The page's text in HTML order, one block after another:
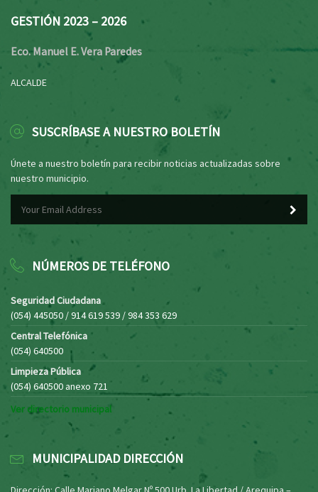
GESTIÓN 2023 – 2026
Eco. Manuel E. Vera Paredes
ALCALDE
SUSCRÍBASE A NUESTRO BOLETÍN
Únete a nuestro boletín para recibir noticias actualizadas sobre
nuestro municipio.
NÚMEROS DE TELÉFONO
Seguridad Ciudadana
(054) 445050 / 914 619 539 / 984 353 629
Central Telefónica
(054) 640500
Limpieza Pública
(054) 640500 anexo 721
Ver directorio municipal
MUNICIPALIDAD DIRECCIÓN